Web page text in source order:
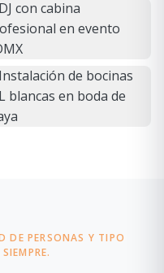
DE PERSONAS Y TIPO